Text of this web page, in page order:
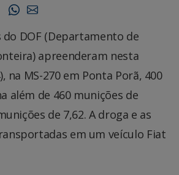
DOF (Departamento de
apreenderam nesta
na MS-270 em Ponta Porã, 400
além de 460 munições de
de 7,62. A droga e as
em um veículo Fiat